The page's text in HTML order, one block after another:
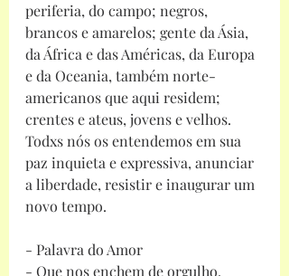
periferia, do campo; negros,
brancos e amarelos; gente da Ásia,
da África e das Américas, da Europa
e da Oceania, também norte-
americanos que aqui residem;
crentes e ateus, jovens e velhos.
Todxs nós os entendemos em sua
paz inquieta e expressiva, anunciar
a liberdade, resistir e inaugurar um
novo tempo.
- Palavra do Amor
- Que nos enchem de orgulho.